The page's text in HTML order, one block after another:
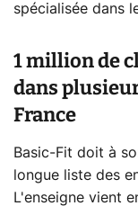
spécialisée dans
1 million de
dans
France
Basic-Fit doit à
longue liste des
L'enseigne vient